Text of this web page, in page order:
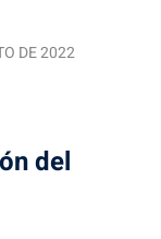
DE 2022
del